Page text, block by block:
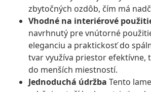
zbytočných ozdôb, čím má
Vhodné na interiérové
navrhnutý pre vnútorné
eleganciu a praktickosť do
tvar využíva priestor efektívne,
do menších miestností.
Jednoduchá údržba Tento